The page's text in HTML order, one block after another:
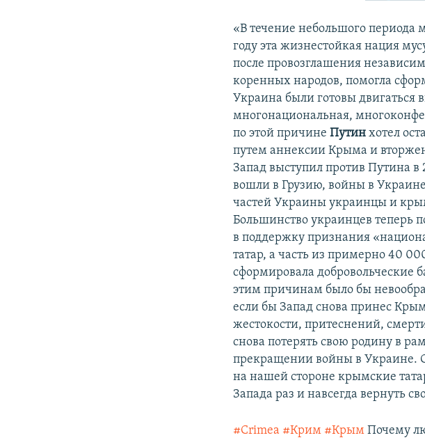
«В течение небольшого периода
году эта жизнестойкая нация
после провозглашения
коренных народов, помогла
Украина были готовы двигаться
многонациональная,
по этой причинеПутин хотел
путем аннексии Крыма и
Запад выступил против Путина в
вошли в Грузию, войны в
частей Украины украинцы и
Большинство украинцев теперь
в поддержку признания
татар, а часть из примерно 40
сформировала добровольческие
этим причинам было бы
если бы Запад снова принес
жестокости, притеснений,
снова потерять свою родину в
прекращении войны в Украине.
на нашей стороне крымские
Запада раз и навсегда вернуть
#Crimea #Крим #Крым Почему